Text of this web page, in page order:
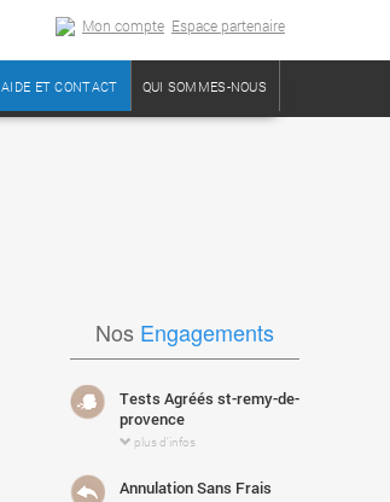
Mon compte Espace partenaire
QUI SOMMES-NOUS
AIDE ET CONTACT
Nos Engagements
Tests Agréés st-remy-de-
provence
plus d'infos
Annulation Sans Frais